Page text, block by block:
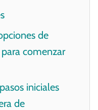
de
comenzar
iniciales
de